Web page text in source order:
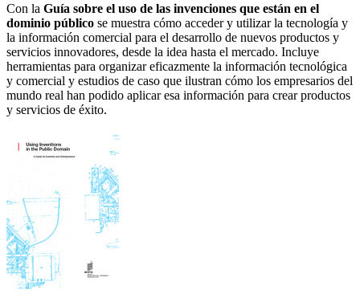
Con la Guía sobre el uso de las invenciones que están en el
dominio público se muestra cómo acceder y utilizar la tecnología y
la información comercial para el desarrollo de nuevos productos y
servicios innovadores, desde la idea hasta el mercado. Incluye
herramientas para organizar eficazmente la información tecnológica
y comercial y estudios de caso que ilustran cómo los empresarios del
mundo real han podido aplicar esa información para crear productos
y servicios de éxito.